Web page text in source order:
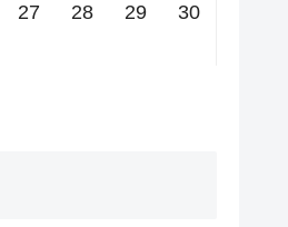
27 28 29
30